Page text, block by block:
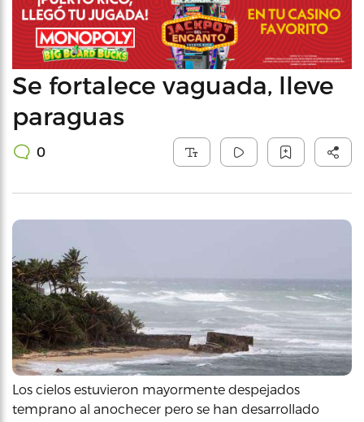
Se fortalece vaguada, lleve
paraguas
0
Los cielos estuvieron mayormente despejados
temprano al anochecer pero se han desarrollado